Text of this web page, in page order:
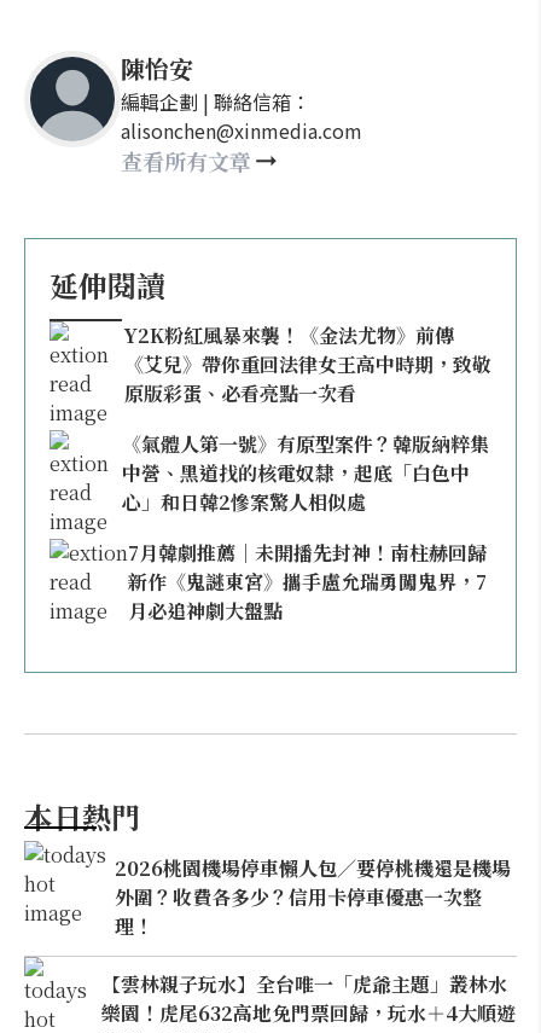
陳怡安
編輯企劃 | 聯絡信箱：
alisonchen@xinmedia.com
查看所有文章
延伸閱讀
Y2K粉紅風暴來襲！《金法尤物》前傳
《艾兒》帶你重回法律女王高中時期，致敬
原版彩蛋、必看亮點一次看
《氣體人第一號》有原型案件？韓版納粹集
中營、黑道找的核電奴隸，起底「白色中
心」和日韓2慘案驚人相似處
7月韓劇推薦｜未開播先封神！南柱赫回歸
新作《鬼謎東宮》攜手盧允瑞勇闖鬼界，7
月必追神劇大盤點
本日熱門
2026桃園機場停車懶人包／要停桃機還是機場
外圍？收費各多少？信用卡停車優惠一次整
理！
【雲林親子玩水】全台唯一「虎爺主題」叢林水
樂園！虎尾632高地免門票回歸，玩水＋4大順遊